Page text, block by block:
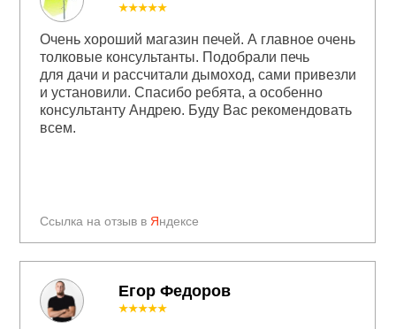
Ссылка на отзыв в Яндексе
★★★★★
Очень хороший магазин печей. А главное очень
толковые консультанты. Подобрали печь
для дачи и рассчитали дымоход, сами привезли
и установили. Спасибо ребята, а особенно
консультанту Андрею. Буду Вас рекомендовать
всем.
Егор Федоров
★★★★★